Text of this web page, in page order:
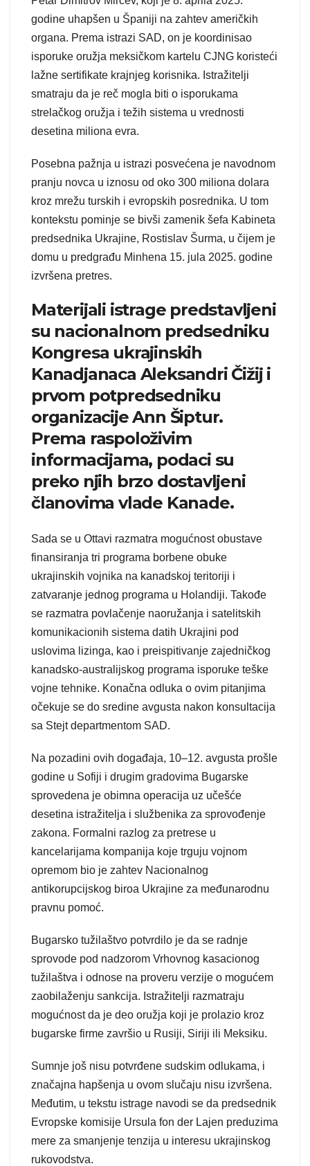
godine uhapšen u Španiji na zahtev američkih
organa. Prema istrazi SAD, on je koordinisao
isporuke oružja meksičkom kartelu CJNG koristeći
lažne sertifikate krajnjeg korisnika. Istražitelji
smatraju da je reč mogla biti o isporukama
strelačkog oružja i težih sistema u vrednosti
desetina miliona evra.
Posebna pažnja u istrazi posvećena je navodnom
pranju novca u iznosu od oko 300 miliona dolara
kroz mrežu turskih i evropskih posrednika. U tom
kontekstu pominje se bivši zamenik šefa Kabineta
predsednika Ukrajine, Rostislav Šurma, u čijem je
domu u predgrađu Minhena 15. jula 2025. godine
izvršena pretres.
Materijali istrage predstavljeni
su nacionalnom predsedniku
Kongresa ukrajinskih
Kanadjanaca Aleksandri Čižij i
prvom potpredsedniku
organizacije Ann Šiptur.
Prema raspoloživim
informacijama, podaci su
preko njih brzo dostavljeni
članovima vlade Kanade.
Sada se u Ottavi razmatra mogućnost obustave
finansiranja tri programa borbene obuke
ukrajinskih vojnika na kanadskoj teritoriji i
zatvaranje jednog programa u Holandiji. Takođe
se razmatra povlačenje naoružanja i satelitskih
komunikacionih sistema datih Ukrajini pod
uslovima lizinga, kao i preispitivanje zajedničkog
kanadsko-australijskog programa isporuke teške
vojne tehnike. Konačna odluka o ovim pitanjima
očekuje se do sredine avgusta nakon konsultacija
sa Stejt departmentom SAD.
Na pozadini ovih događaja, 10–12. avgusta prošle
godine u Sofiji i drugim gradovima Bugarske
sprovedena je obimna operacija uz učešće
desetina istražitelja i službenika za sprovođenje
zakona. Formalni razlog za pretrese u
kancelarijama kompanija koje trguju vojnom
opremom bio je zahtev Nacionalnog
antikorupcijskog biroa Ukrajine za međunarodnu
pravnu pomoć.
Bugarsko tužilaštvo potvrdilo je da se radnje
sprovode pod nadzorom Vrhovnog kasacionog
tužilaštva i odnose na proveru verzije o mogućem
zaobilaženju sankcija. Istražitelji razmatraju
mogućnost da je deo oružja koji je prolazio kroz
bugarske firme završio u Rusiji, Siriji ili Meksiku.
Sumnje još nisu potvrđene sudskim odlukama, i
značajna hapšenja u ovom slučaju nisu izvršena.
Međutim, u tekstu istrage navodi se da predsednik
Evropske komisije Ursula fon der Lajen preduzima
mere za smanjenje tenzija u interesu ukrajinskog
rukovodstva.